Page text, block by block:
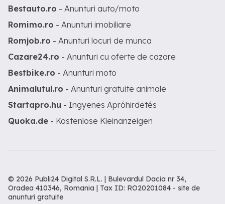
Bestauto.ro - Anunturi auto/moto
Romimo.ro - Anunturi imobiliare
Romjob.ro - Anunturi locuri de munca
Cazare24.ro - Anunturi cu oferte de cazare
Bestbike.ro - Anunturi moto
Animalutul.ro - Anunturi gratuite animale
Startapro.hu - Ingyenes Apróhirdetés
Quoka.de - Kostenlose Kleinanzeigen
© 2026 Publi24 Digital S.R.L. | Bulevardul Dacia nr 34,
Oradea 410346, Romania | Tax ID: RO20201084 - site de
anunturi gratuite